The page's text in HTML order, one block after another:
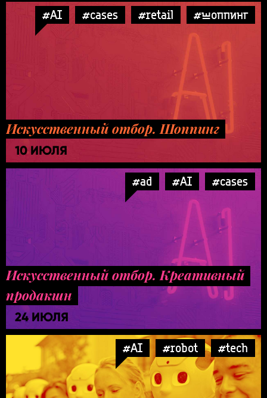
#AI #cases #retail #шоппинг
Искусственный отбор. Шоппинг
10 ИЮЛЯ
#ad #AI #cases
Искусственный отбор. Креативный
продакшн
24 ИЮЛЯ
#AI #robot #tech